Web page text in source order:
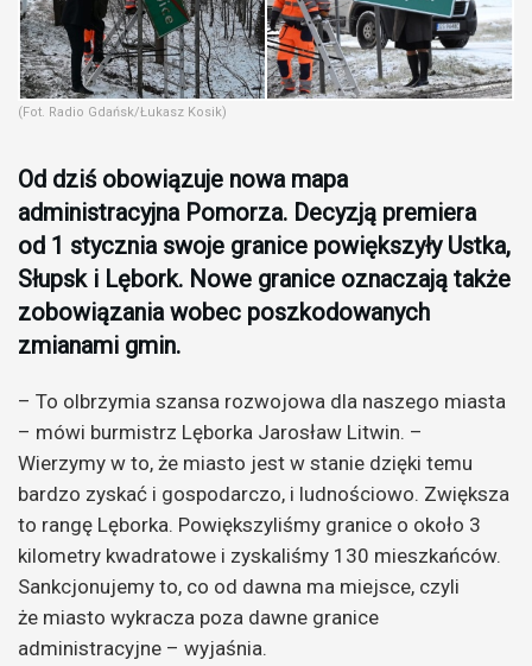
(Fot. Radio Gdańsk/Łukasz Kosik)
Od dziś obowiązuje nowa mapa
administracyjna Pomorza. Decyzją premiera
od 1 stycznia swoje granice powiększyły Ustka,
Słupsk i Lębork. Nowe granice oznaczają także
zobowiązania wobec poszkodowanych
zmianami gmin.
– To olbrzymia szansa rozwojowa dla naszego miasta
– mówi burmistrz Lęborka Jarosław Litwin. –
Wierzymy w to, że miasto jest w stanie dzięki temu
bardzo zyskać i gospodarczo, i ludnościowo. Zwiększa
to rangę Lęborka. Powiększyliśmy granice o około 3
kilometry kwadratowe i zyskaliśmy 130 mieszkańców.
Sankcjonujemy to, co od dawna ma miejsce, czyli
że miasto wykracza poza dawne granice
administracyjne – wyjaśnia.